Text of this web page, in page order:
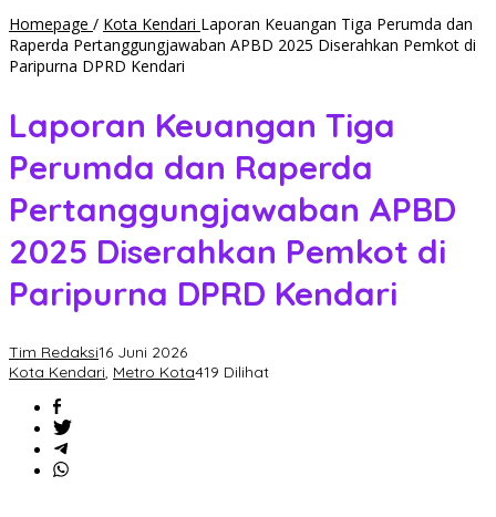
Homepage / Kota Kendari Laporan Keuangan Tiga Perumda dan
Raperda Pertanggungjawaban APBD 2025 Diserahkan Pemkot di
Paripurna DPRD Kendari
Laporan Keuangan Tiga
Perumda dan Raperda
Pertanggungjawaban APBD
2025 Diserahkan Pemkot di
Paripurna DPRD Kendari
Tim Redaksi16 Juni 2026
Kota Kendari, Metro Kota419 Dilihat